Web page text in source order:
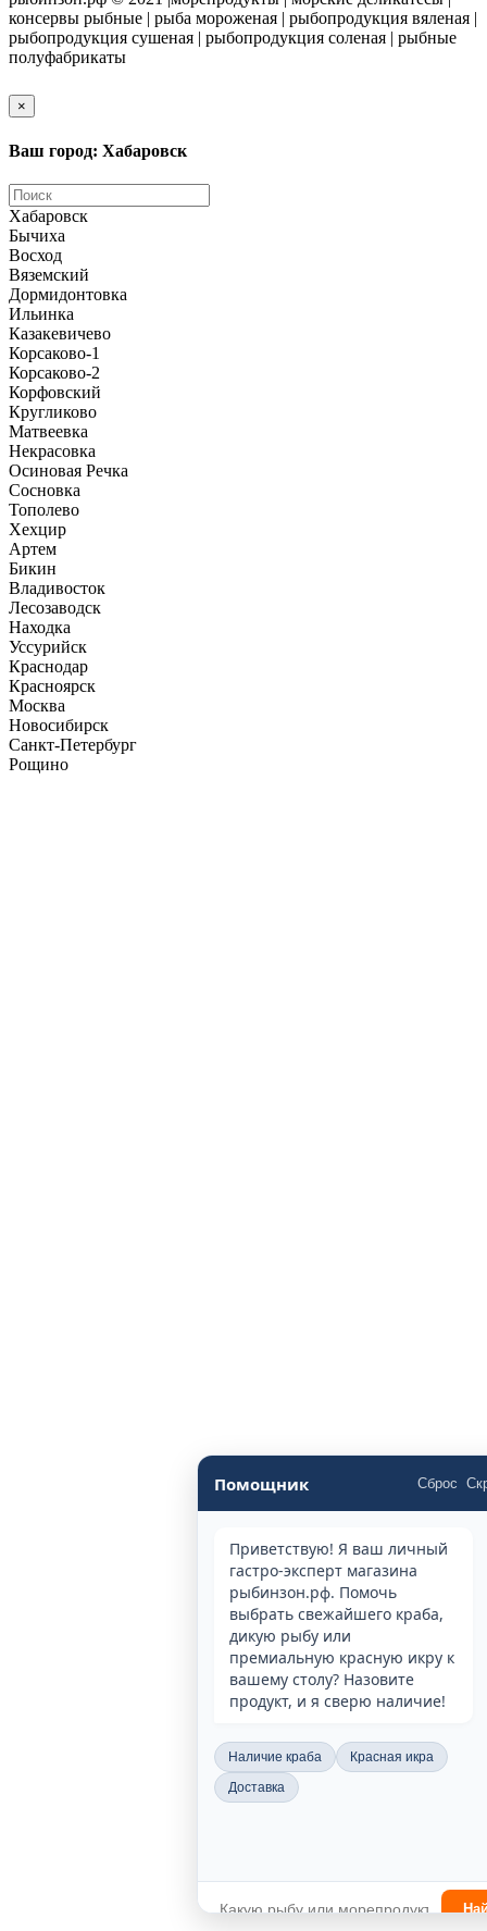
консервы рыбные | рыба мороженая | рыбопродукция вяленая |
рыбопродукция сушеная | рыбопродукция соленая | рыбные
полуфабрикаты
Помощник Сброс
Приветствую! Я ваш личный
гастро-эксперт магазина
рыбинзон.рф. Помочь
выбрать свежайшего краба,
дикую рыбу или
премиальную красную икру к
вашему столу? Назовите
продукт, и я сверю наличие!
Наличие краба
Красная икра
Доставка
×
Ваш город: Хабаровск
Хабаровск
Бычиха
Восход
Вяземский
Дормидонтовка
Ильинка
Казакевичево
Корсаково-1
Корсаково-2
Корфовский
Кругликово
Матвеевка
Некрасовка
Осиновая Речка
Сосновка
Тополево
Хехцир
Артем
Бикин
Владивосток
Лесозаводск
Находка
Уссурийск
Краснодар
Красноярск
Москва
Новосибирск
Санкт-Петербург
Рощино